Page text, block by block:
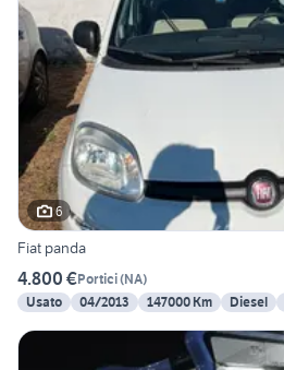
6
Fiat panda
4.800 €Portici(NA)
Usato
04/2013 147000 Km Diesel